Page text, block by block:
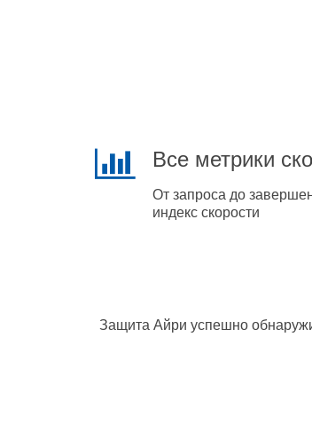
Все метрики
От запроса до
индекс скорости
Защита Айри успешно